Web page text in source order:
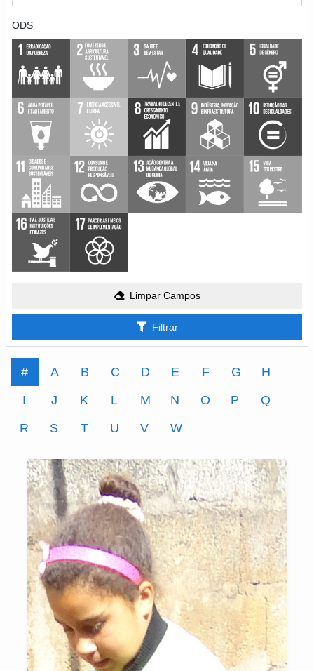
ODS
Limpar Campos
Filtrar
# A B C D E F G
H
I
J K L M N O P
Q
R
S T U V W